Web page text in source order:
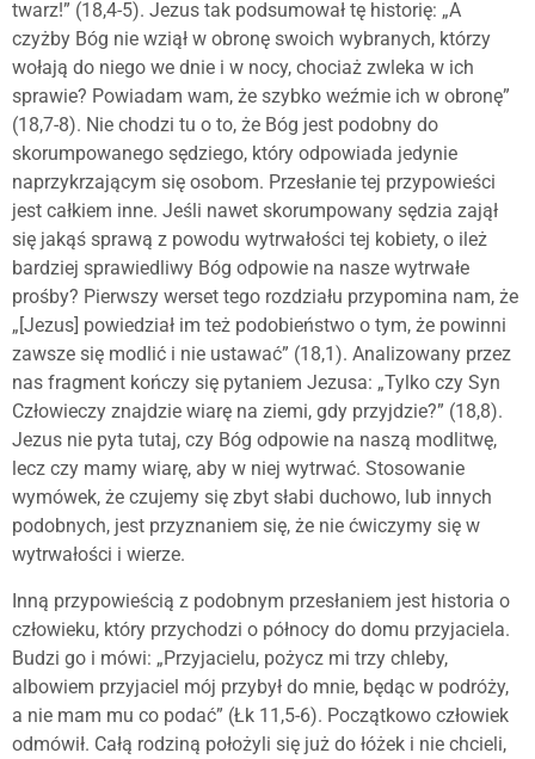
twarz!” (18,4-5). Jezus tak podsumował tę historię: „A
czyżby Bóg nie wziął w obronę swoich wybranych, którzy
wołają do niego we dnie i w nocy, chociaż zwleka w ich
sprawie? Powiadam wam, że szybko weźmie ich w obronę”
(18,7-8). Nie chodzi tu o to, że Bóg jest podobny do
skorumpowanego sędziego, który odpowiada jedynie
naprzykrzającym się osobom. Przesłanie tej przypowieści
jest całkiem inne. Jeśli nawet skorumpowany sędzia zajął
się jakąś sprawą z powodu wytrwałości tej kobiety, o ileż
bardziej sprawiedliwy Bóg odpowie na nasze wytrwałe
prośby? Pierwszy werset tego rozdziału przypomina nam, że
„[Jezus] powiedział im też podobieństwo o tym, że powinni
zawsze się modlić i nie ustawać” (18,1). Analizowany przez
nas fragment kończy się pytaniem Jezusa: „Tylko czy Syn
Człowieczy znajdzie wiarę na ziemi, gdy przyjdzie?” (18,8).
Jezus nie pyta tutaj, czy Bóg odpowie na naszą modlitwę,
lecz czy mamy wiarę, aby w niej wytrwać. Stosowanie
wymówek, że czujemy się zbyt słabi duchowo, lub innych
podobnych, jest przyznaniem się, że nie ćwiczymy się w
wytrwałości i wierze.
Inną przypowieścią z podobnym przesłaniem jest historia o
człowieku, który przychodzi o północy do domu przyjaciela.
Budzi go i mówi: „Przyjacielu, pożycz mi trzy chleby,
albowiem przyjaciel mój przybył do mnie, będąc w podróży,
a nie mam mu co podać” (Łk 11,5-6). Początkowo człowiek
odmówił. Całą rodziną położyli się już do łóżek i nie chcieli,